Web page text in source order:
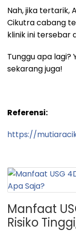
Nah, jika tertarik,
Cikutra cabang
klinik ini tersebar
Tunggu apa lagi?
sekarang juga!
Referensi:
https://
Manfaat
Risiko